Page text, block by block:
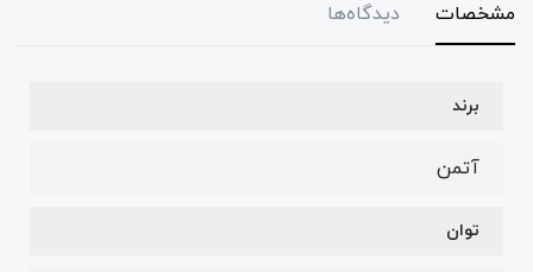
مشخصات دیدگاه‌ها
برند
آتمن
توان